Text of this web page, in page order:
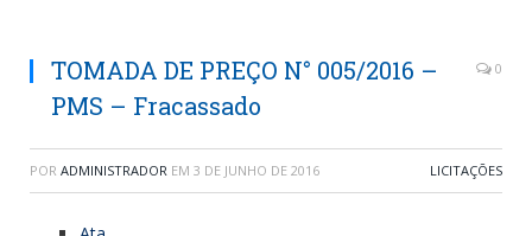
TOMADA DE PREÇO N° 005/2016 –
PMS – Fracassado
0
POR ADMINISTRADOR EM 3 DE JUNHO DE 2016 LICITAÇÕES